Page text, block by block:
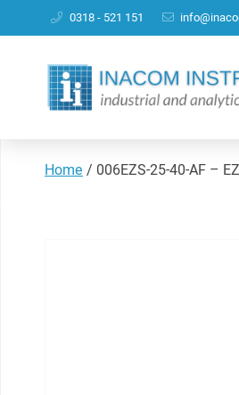
0318 - 521 151
Home/ 006EZS-25-40-AF –